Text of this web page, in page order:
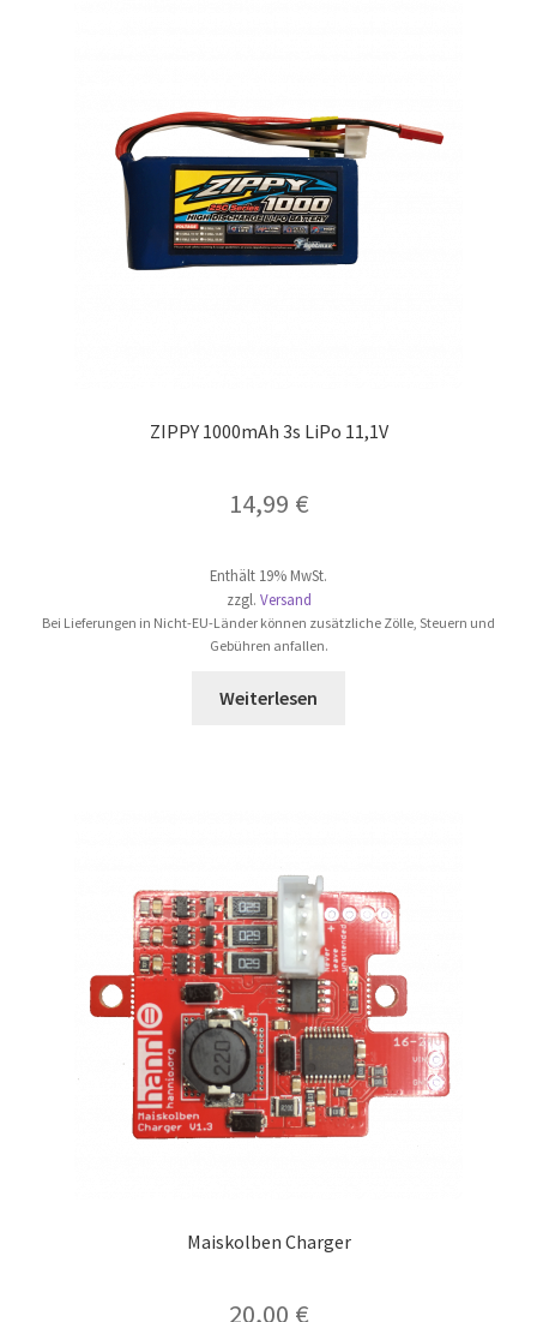
ZIPPY 1000mAh 3s LiPo 11,1V
14,99 €
Enthält 19% MwSt.
zzgl. Versand
Bei Lieferungen in Nicht-EU-Länder können zusätzliche Zölle, Steuern und
Gebühren anfallen.
Weiterlesen
Maiskolben Charger
20,00 €